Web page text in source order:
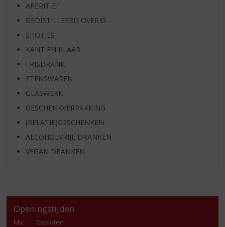
APERITIEF
GEDISTILLEERD OVERIG
SHOTJES
KANT EN KLAAR
FRISDRANK
ETENSWAREN
GLASWERK
GESCHENKVERPAKKING
(RELATIE)GESCHENKEN
ALCOHOLVRIJE DRANKEN
VEGAN DRANKEN
Openingstijden
Ma:
Gesloten